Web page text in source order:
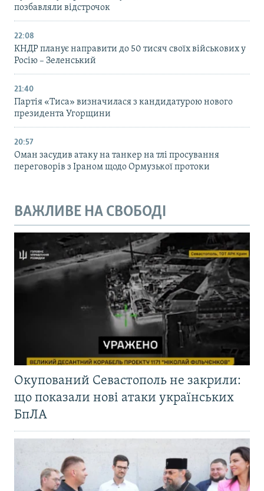
позбавляли відстрочок
22:08
КНДР планує направити до 50 тисяч своїх військових у
Росію – Зеленський
21:40
Партія «Тиса» визначилася з кандидатурою нового
президента Угорщини
20:57
Оман засудив атаку на танкер на тлі просування
переговорів з Іраном щодо Ормузької протоки
ВАЖЛИВЕ НА СВОБОДІ
Окупований Севастополь не закрили:
що показали нові атаки українських
БпЛА